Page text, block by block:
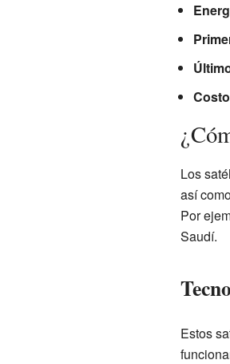
Los
así
Por
Saudí.
Estos